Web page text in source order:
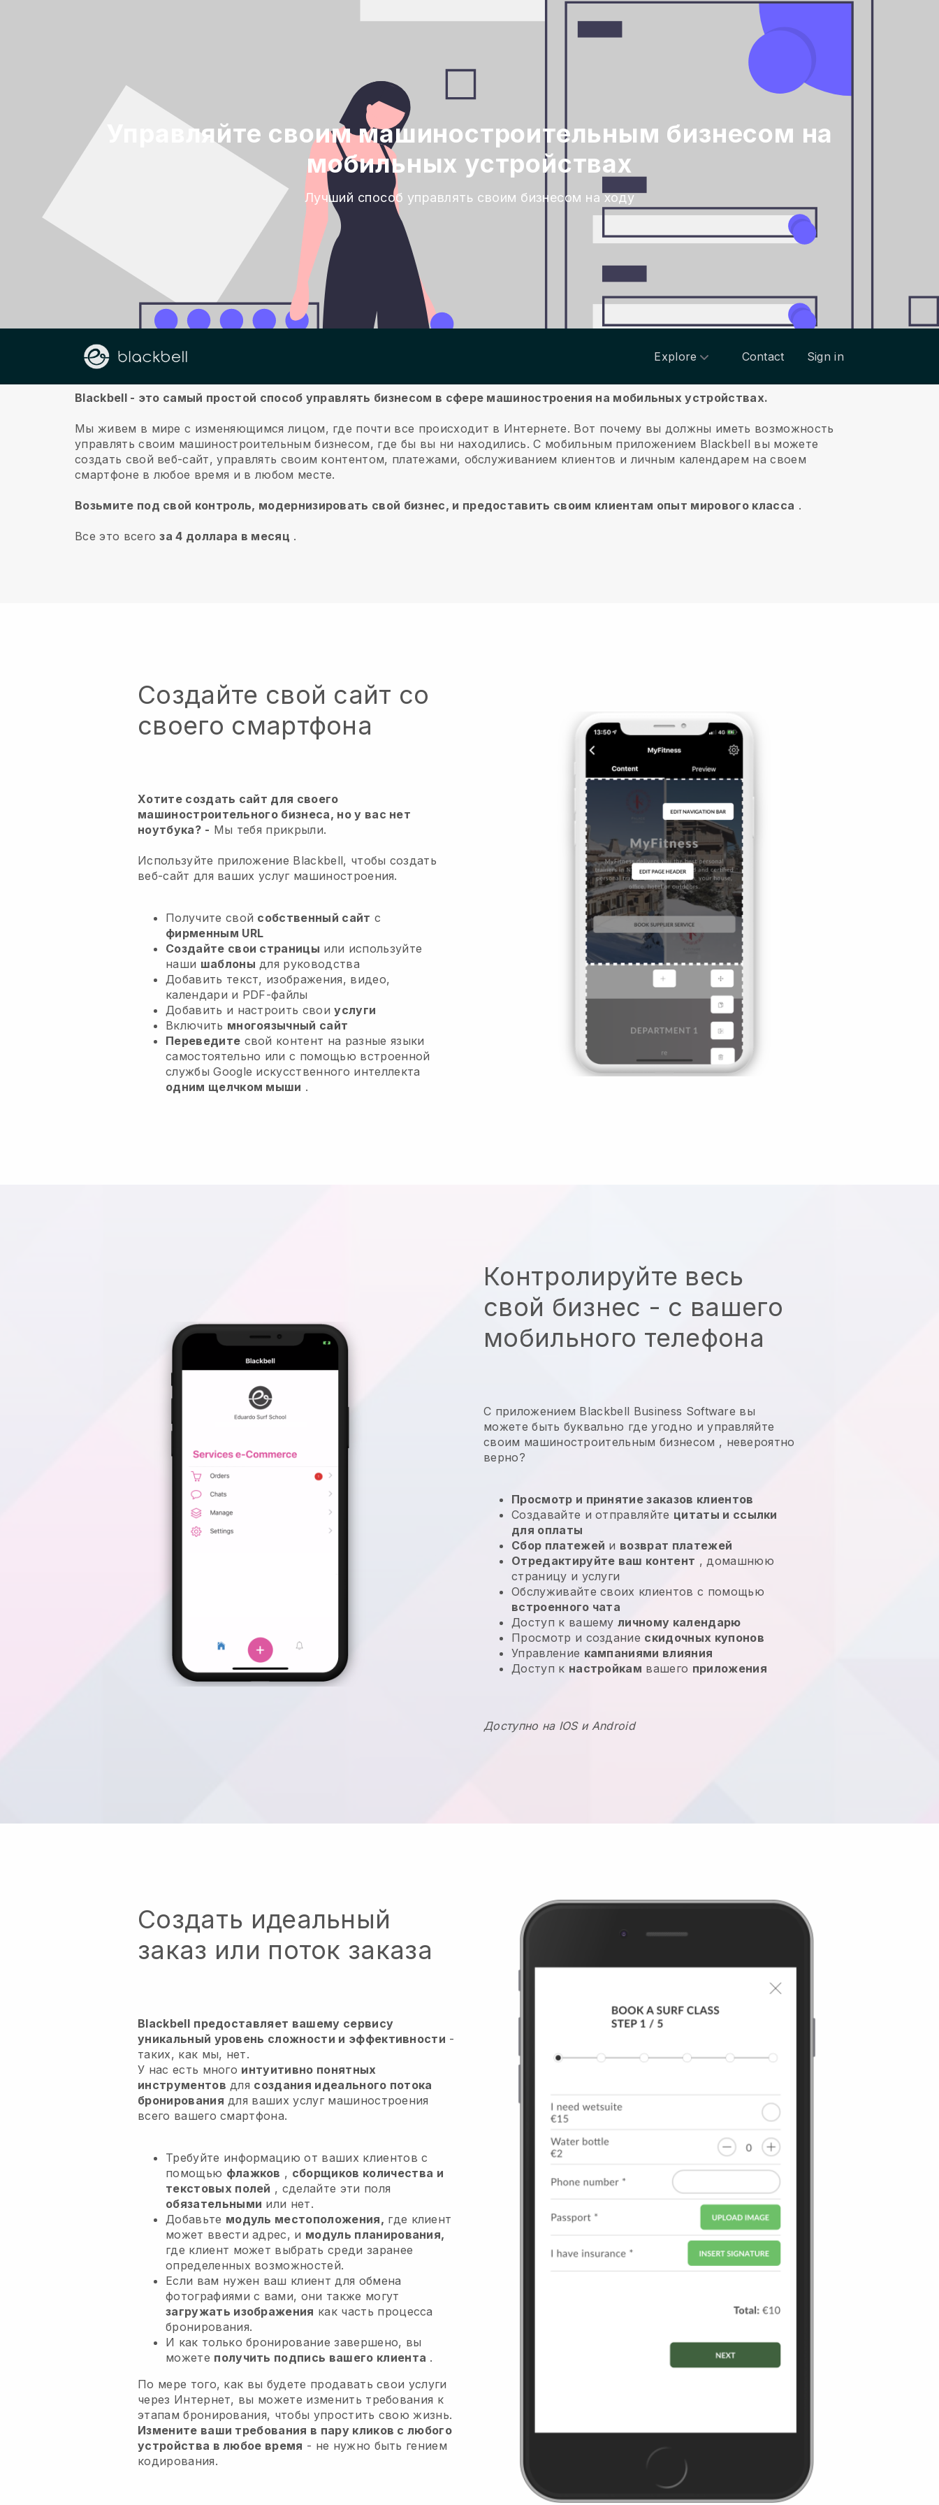
Управляйте своим машиностроительным бизнесом на
мобильных устройствах
Лучший способ управлять своим бизнесом на ходу
Explore Contact Sign in
О нас
Blackbell - это самый простой способ управлять бизнесом в сфере машиностроения на мобильных устройствах.
Мы живем в мире с изменяющимся лицом, где почти все происходит в Интернете. Вот почему вы должны иметь возможность
управлять своим машиностроительным бизнесом, где бы вы ни находились. С мобильным приложением Blackbell вы можете
создать свой веб-сайт, управлять своим контентом, платежами, обслуживанием клиентов и личным календарем на своем
смартфоне в любое время и в любом месте.
Возьмите под свой контроль, модернизировать свой бизнес, и предоставить своим клиентам опыт мирового класса .
Все это всегоза 4 доллара в месяц .
Создайте свой сайт со
своего смартфона
Хотите создать сайт для своего
машиностроительного бизнеса, но у вас нет
ноутбука? - Мы тебя прикрыли.
Используйте приложение Blackbell, чтобы создать
веб-сайт для ваших услуг машиностроения.
Получите свой собственный сайт с
фирменным URL
Создайте свои страницы или используйте
наши шаблоны для руководства
Добавить текст, изображения, видео,
календари и PDF-файлы
Добавить и настроить своиуслуги
Включить многоязычный сайт
Переведите свой контент на разные языки
самостоятельно или с помощью встроенной
службы Google искусственного интеллекта
одним щелчком мыши .
Контролируйте весь
свой бизнес - с вашего
мобильного телефона
С приложением Blackbell Business Software вы
можете быть буквально где угодно иуправляйте
своим машиностроительным бизнесом , невероятно
верно?
Просмотр и принятие заказов клиентов
Создавайте и отправляйте цитаты и ссылки
для оплаты
Сбор платежей и возврат платежей
Отредактируйте ваш контент , домашнюю
страницу и услуги
Обслуживайте своих клиентов с помощью
встроенного чата
Доступ к вашемуличному календарю
Просмотр и создание скидочных купонов
Управление кампаниями влияния
Доступ к настройкам вашего приложения
Доступно на IOS и Android
Создать идеальный
заказ или поток заказа
Blackbell предоставляет вашему сервису
уникальный уровень сложности и эффективности -
таких, как мы, нет.
У нас есть много интуитивно понятных
инструментов для создания идеального потока
бронирования для ваших услуг машиностроения
всего вашего смартфона.
Требуйте информацию от ваших клиентов с
помощью флажков , сборщиков количества и
текстовых полей , сделайте эти поля
обязательными или нет.
Добавьте модуль местоположения, где клиент
может ввести адрес, и модуль планирования,
где клиент может выбрать среди заранее
определенных возможностей.
Если вам нужен ваш клиент для обмена
фотографиями с вами, они также могут
загружать изображения как часть процесса
бронирования.
И как только бронирование завершено, вы
можете получить подпись вашего клиента .
По мере того, как вы будете продавать свои услуги
через Интернет, вы можете изменить требования к
этапам бронирования, чтобы упростить свою жизнь.
Измените ваши требования в пару кликов с любого
устройства в любое время - не нужно быть гением
кодирования.